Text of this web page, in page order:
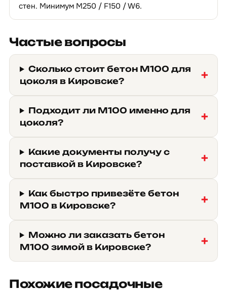
стен. Минимум М250 / F150 / W6.
Частые вопросы
Сколько стоит бетон М100 для
цоколя в Кировске?
Подходит ли М100 именно для
цоколя?
Какие документы получу с
поставкой в Кировске?
Как быстро привезёте бетон
М100 в Кировске?
Можно ли заказать бетон
М100 зимой в Кировске?
Похожие посадочные